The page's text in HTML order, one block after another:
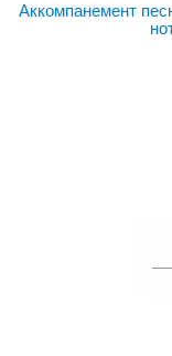
Аккомпанемент